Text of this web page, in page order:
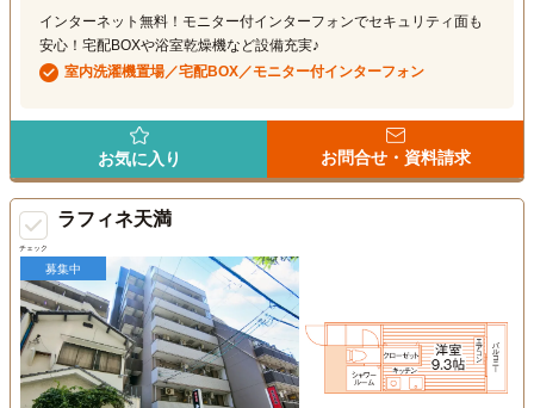
インターネット無料！モニター付インターフォンでセキュリティ面も
安心！宅配BOXや浴室乾燥機など設備充実♪
室内洗濯機置場／宅配BOX／モニター付インターフォン
お気に入り お問合せ・資料請求
チェック
ラフィネ天満
募集中